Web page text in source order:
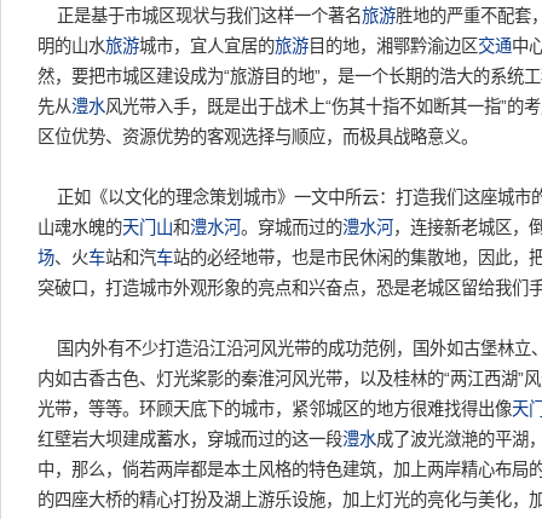
正是基于市城区现状与我们这样一个著名旅游胜地的严重不配套
明的山水旅游城市，宜人宜居的旅游目的地，湘鄂黔渝边区交通中
然，要把市城区建设成为“旅游目的地”，是一个长期的浩大的系统
先从澧水风光带入手，既是出于战术上“伤其十指不如断其一指”的
区位优势、资源优势的客观选择与顺应，而极具战略意义。
正如《以文化的理念策划城市》一文中所云：打造我们这座城市
山魂水魄的天门山和澧水河 。穿城而过的澧水河 ，连接新老城区，
场、火车站和汽车站的必经地带，也是市民休闲的集散地，因此，
突破口，打造城市外观形象的亮点和兴奋点，恐是老城区留给我们
国内外有不少打造沿江沿河风光带的成功范例，国外如古堡林立
内如古香古色、灯光桨影的秦淮河风光带，以及桂林的“两江西湖”
光带，等等。环顾天底下的城市，紧邻城区的地方很难找得出像天
红壁岩大坝建成蓄水，穿城而过的这一段澧水成了波光潋滟的平湖
中，那么，倘若两岸都是本土风格的特色建筑，加上两岸精心布局
的四座大桥的精心打扮及湖上游乐设施，加上灯光的亮化与美化，